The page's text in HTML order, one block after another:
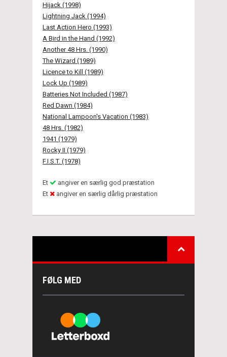
Hijack (1998)
Lightning Jack (1994)
Last Action Hero (1993)
A Bird in the Hand (1992)
Another 48 Hrs. (1990)
The Wizard (1989)
Licence to Kill (1989)
Lock Up (1989)
Batteries Not Included (1987)
Red Dawn (1984)
National Lampoon's Vacation (1983)
48 Hrs. (1982)
1941 (1979)
Rocky II (1979)
F.I.S.T. (1978)
Et
angiver en særlig god præstation
Et
angiver en særlig dårlig præstation
FØLG MED